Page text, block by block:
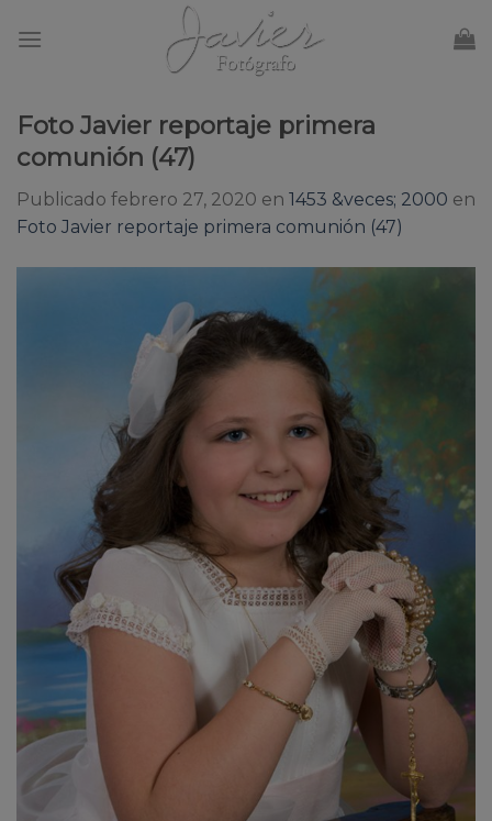
Foto Javier reportaje primera
comunión (47)
Publicado febrero 27, 2020 en 1453 &veces; 2000 en
Foto Javier reportaje primera comunión (47)